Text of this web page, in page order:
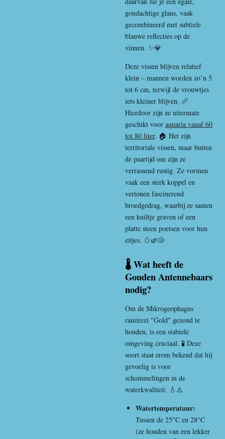
goudachtige glans, vaak
gecombineerd met subtiele
blauwe reflecties op de
vinnen. ✨💎
Deze vissen blijven relatief
klein – mannen worden zo’n 5
tot 6 cm, terwijl de vrouwtjes
iets kleiner blijven. 📏
Hierdoor zijn ze uitermate
geschikt voor aquaria vanaf 60
tot 80 liter. 🏠 Het zijn
territoriale vissen, maar buiten
de paartijd om zijn ze
verrassend rustig. Ze vormen
vaak een sterk koppel en
vertonen fascinerend
broedgedrag, waarbij ze samen
een kuiltje graven of een
platte steen poetsen voor hun
eitjes. 🥚🌿🐚
🌡️ Wat heeft de
Gouden Antennebaars
nodig?
Om de Mikrogeophagus
ramirezi "Gold" gezond te
houden, is een stabiele
omgeving cruciaal. 🧪 Deze
soort staat erom bekend dat hij
gevoelig is voor
schommelingen in de
waterkwaliteit. 💧⚠️
Watertemperatuur:
Tussen de 25°C en 28°C
(ze houden van een lekker